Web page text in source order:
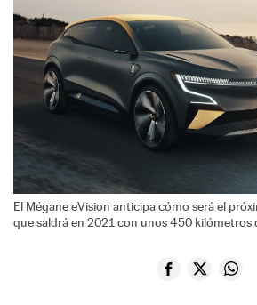
El Mégane eVision anticipa cómo será el
que saldrá en 2021 con unos 450 kilómetros